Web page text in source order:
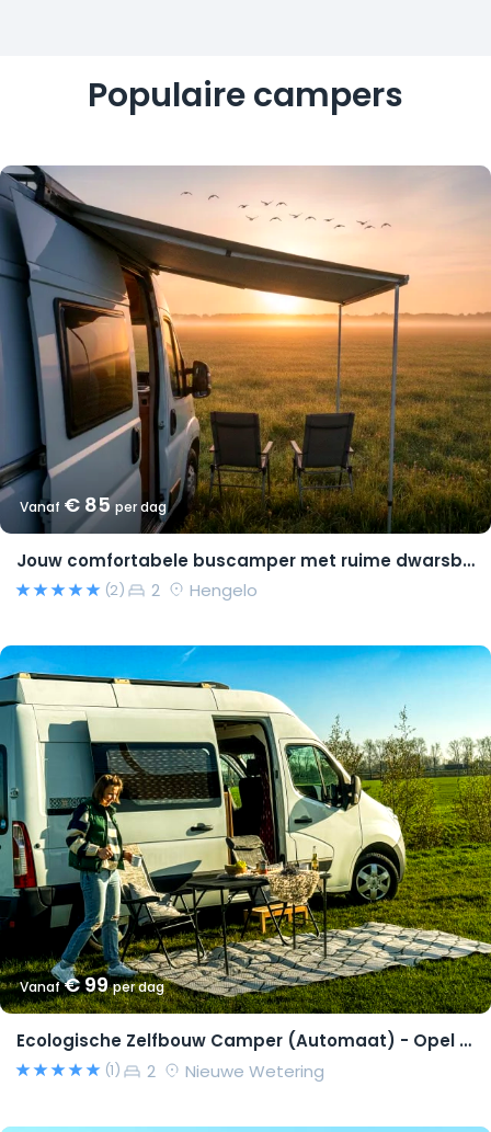
Populaire campers
Vanaf € 85per dag
Jouw comfortabele buscamper met ruime dwarsbedden en natural look(s)!
(2) 2 Hengelo
Vanaf€ 99per dag
Ecologische Zelfbouw Camper (Automaat) - Opel Movano 2015 – Richard
(1) 2 Nieuwe Wetering